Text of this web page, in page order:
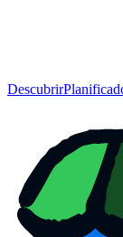
Descubrir